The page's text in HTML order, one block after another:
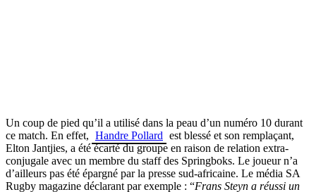
Un coup de pied qu’il a utilisé dans la peau d’un numéro 10 durant
ce match. En effet, Handre Pollard est blessé et son remplaçant,
Elton Jantjies, a été écarté du groupe en raison de relation extra-
conjugale avec un membre du staff des Springboks. Le joueur n’a
d’ailleurs pas été épargné par la presse sud-africaine. Le média SA
Rugby magazine déclarant par exemple : “Frans Steyn a réussi un